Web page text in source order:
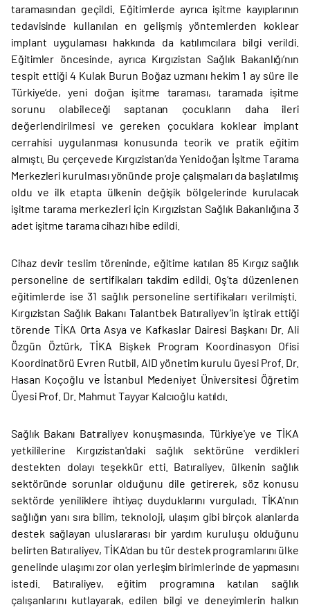
taramasından geçildi. Eğitimlerde ayrıca işitme kayıplarının
tedavisinde kullanılan en gelişmiş yöntemlerden koklear
implant uygulaması hakkında da katılımcılara bilgi verildi.
Eğitimler öncesinde, ayrıca Kırgızistan Sağlık Bakanlığı’nın
tespit ettiği 4 Kulak Burun Boğaz uzmanı hekim 1 ay süre ile
Türkiye’de, yeni doğan işitme taraması, taramada işitme
sorunu olabileceği saptanan çocukların daha ileri
değerlendirilmesi ve gereken çocuklara koklear implant
cerrahisi uygulanması konusunda teorik ve pratik eğitim
almıştı. Bu çerçevede Kırgızistan’da Yenidoğan İşitme Tarama
Merkezleri kurulması yönünde proje çalışmaları da başlatılmış
oldu ve ilk etapta ülkenin değişik bölgelerinde kurulacak
işitme tarama merkezleri için Kırgızistan Sağlık Bakanlığına 3
adet işitme tarama cihazı hibe edildi.
Cihaz devir teslim töreninde, eğitime katılan 85 Kırgız sağlık
personeline de sertifikaları takdim edildi. Oş’ta düzenlenen
eğitimlerde ise 31 sağlık personeline sertifikaları verilmişti.
Kırgızistan Sağlık Bakanı Talantbek Batıraliyev’in iştirak ettiği
törende TİKA Orta Asya ve Kafkaslar Dairesi Başkanı Dr. Ali
Özgün Öztürk, TİKA Bişkek Program Koordinasyon Ofisi
Koordinatörü Evren Rutbil, AID yönetim kurulu üyesi Prof. Dr.
Hasan Koçoğlu ve İstanbul Medeniyet Üniversitesi Öğretim
Üyesi Prof. Dr. Mahmut Tayyar Kalcıoğlu katıldı.
Sağlık Bakanı Batıraliyev konuşmasında, Türkiye'ye ve TİKA
yetkililerine Kırgızistan'daki sağlık sektörüne verdikleri
destekten dolayı teşekkür etti. Batıraliyev, ülkenin sağlık
sektöründe sorunlar olduğunu dile getirerek, söz konusu
sektörde yeniliklere ihtiyaç duyduklarını vurguladı. TİKA'nın
sağlığın yanı sıra bilim, teknoloji, ulaşım gibi birçok alanlarda
destek sağlayan uluslararası bir yardım kuruluşu olduğunu
belirten Batıraliyev, TİKA'dan bu tür destek programlarını ülke
genelinde ulaşımı zor olan yerleşim birimlerinde de yapmasını
istedi. Batıraliyev, eğitim programına katılan sağlık
çalışanlarını kutlayarak, edilen bilgi ve deneyimlerin halkın